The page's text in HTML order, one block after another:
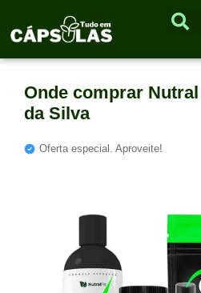
Onde comprar
da Silva
Oferta especial. Aproveite!